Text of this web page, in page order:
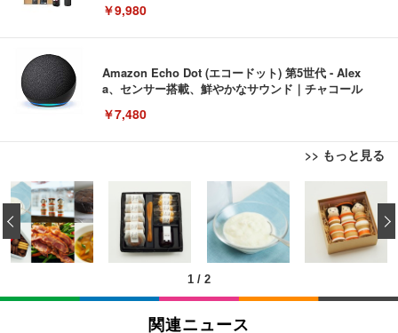
￥9,980
Amazon Echo Dot (エコードット) 第5世代 - Alex
a、センサー搭載、鮮やかなサウンド｜チャコール
￥7,480
>> もっと見る
[EdoErgo] オフィスチェア 椅子 テレワーク 疲れな
い 跳ね上げ式アームレスト コンパクト 約105度ロッ
キング pc 事務椅子 360度回転 座面昇降 強化ナイロ
ン樹脂ベース 通気性メッシュ 在宅ワーク H-WY01
(黒網+黒枠+黒足)
￥5,699
SIHOO B100 オフィスチェア／デスクチェア メッシ
ュチェア 人間工学 疲れない ブラック
EIZO ビジネス向けプレミアムモニター | FlexScan
EV3240X-WT | 31.5型4K UHD・USB Type-C・ホワ
イト
￥105,595
EIZO ビジネス向けプレミアムモニター | FlexScan
Amazonベーシック ペットシーツ 薄型 レギュラー 1
回使い捨て 無香料 ホワイト 300枚
￥3,373
Amazonベーシック ペットシーツ 厚型 ワイド 42枚
x2袋(84枚) ホワイト(吸収面:ライトブルー)
1 / 2
‹
関連ニュース